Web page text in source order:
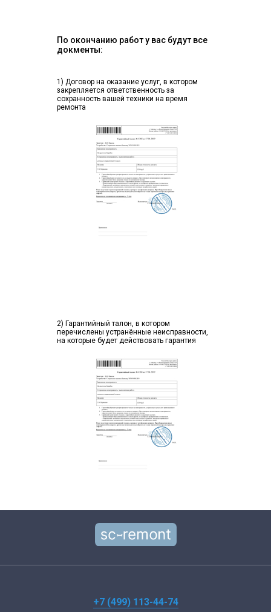
По окончанию работ у вас будут все
докменты:
1) Договор на оказание услуг, в котором
закрепляется ответственность за
сохранность вашей техники на время
ремонта
2) Гарантийный талон, в котором
перечислены устранённые неисправности,
на которые будет действовать гарантия
+7 (499) 113-44-74